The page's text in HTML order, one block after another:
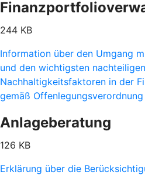
244 KB
Information über den Umgang
und den wichtigsten
Nachhaltigkeitsfaktoren in der
gemäß
Anlageberatung
126 KB
Erklärung über die